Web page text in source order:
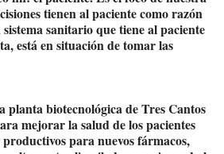
tienen al paciente como razón
sanitario que tiene al paciente
está en situación de tomar las
planta biotecnológica de Tres Cantos
mejorar la salud de los pacientes
para nuevos fármacos,